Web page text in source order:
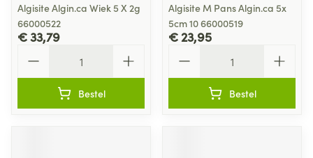
Algisite Algin.ca Wiek 5 X 2g
66000522
€ 33,79
Bestel
Algisite M Pans Algin.ca 5x
5cm 10 66000519
€ 23,95
Bestel